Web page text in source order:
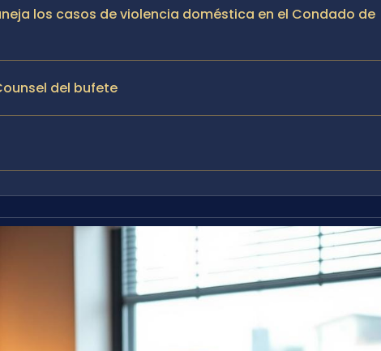
los casos de violencia doméstica en el Condado de
del bufete